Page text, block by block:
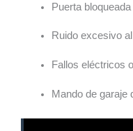
Puerta
Ruido excesivo
Fallos eléctricos
Mando de garaje